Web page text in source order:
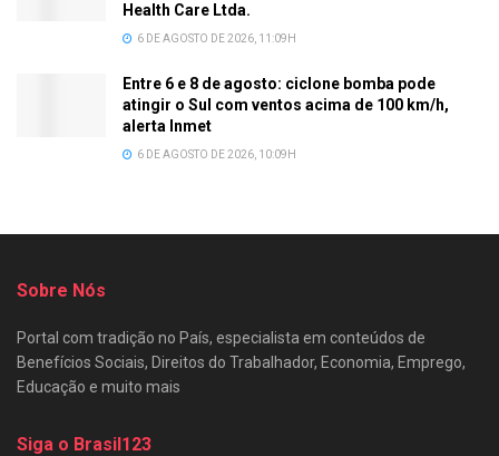
Health Care Ltda.
6 DE AGOSTO DE 2026, 11:09H
Entre 6 e 8 de agosto: ciclone bomba pode
atingir o Sul com ventos acima de 100 km/h,
alerta Inmet
6 DE AGOSTO DE 2026, 10:09H
Sobre Nós
Portal com tradição no País, especialista em conteúdos de
Benefícios Sociais, Direitos do Trabalhador, Economia, Emprego,
Educação e muito mais
Siga o Brasil123